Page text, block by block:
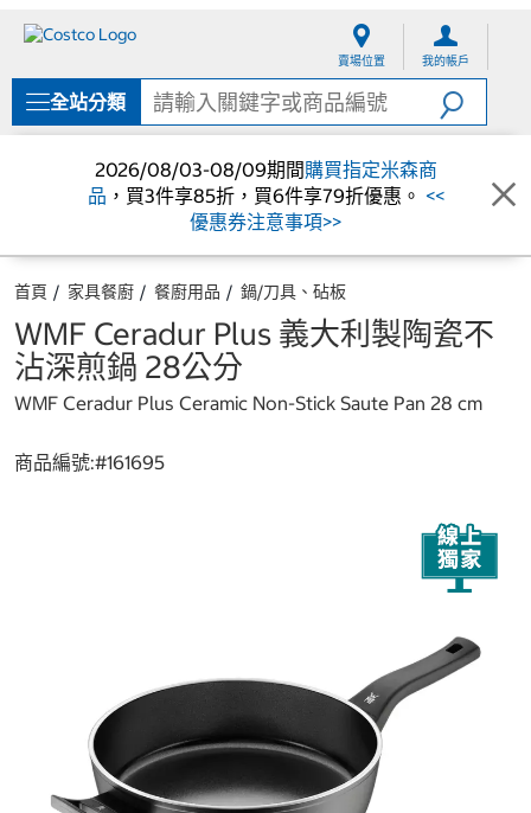
單
賣場位置 我的帳戶
全站分類
2026/08/03-08/09期間購買指定米森商
品 ，買3件享85折，買6件享79折優惠。 <<
優惠券注意事項>>
首頁 家具餐廚 餐廚用品 鍋/刀具、砧板
WMF Ceradur Plus 義大利製陶瓷不
沾深煎鍋 28公分
WMF Ceradur Plus Ceramic Non-Stick Saute Pan 28 cm
商品編號:#161695